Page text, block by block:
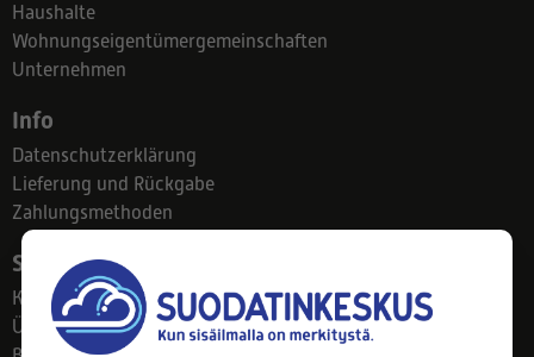
Haushalte
Wohnungseigentümergemeinschaften
Unternehmen
Info
Datenschutzerklärung
Lieferung und Rückgabe
Zahlungsmethoden
Suodatinkeskus
Kontakt
Über uns